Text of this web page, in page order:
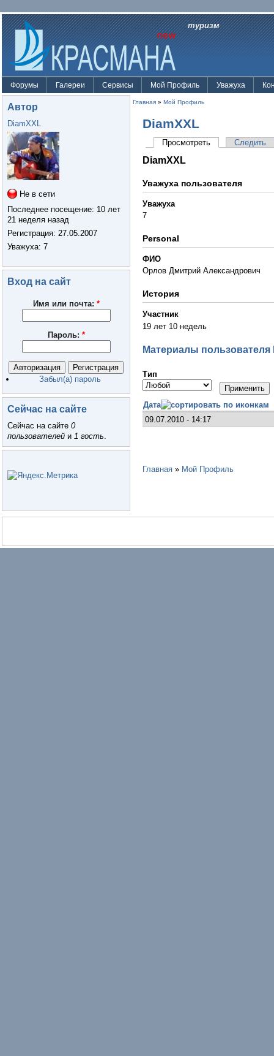
туризм
Форумы Галереи Сервисы Мой Профиль Уважуха
Автор
DiamXXL
Не в сети
Последнее посещение: 10 лет
21 неделя назад
Регистрация: 27.05.2007
Уважуха: 7
Вход на сайт
Имя или почта: *
Пароль: *
Забыл(а) пароль
Сейчас на сайте
Сейчас на сайте 0
пользователей и 1 гость.
Главная » Мой Профиль
DiamXXL
Просмотреть Следить
DiamXXL
Уважуха пользователя
Уважуха
7
Personal
ФИО
Орлов Дмитрий Александрович
История
Участник
19 лет 10 недель
Материалы пользователя
Тип
Дата
09.07.2010 - 14:17
Главная » Мой Профиль